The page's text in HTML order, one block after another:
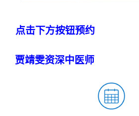
点击下方按钮预约
贾靖雯资深中医师